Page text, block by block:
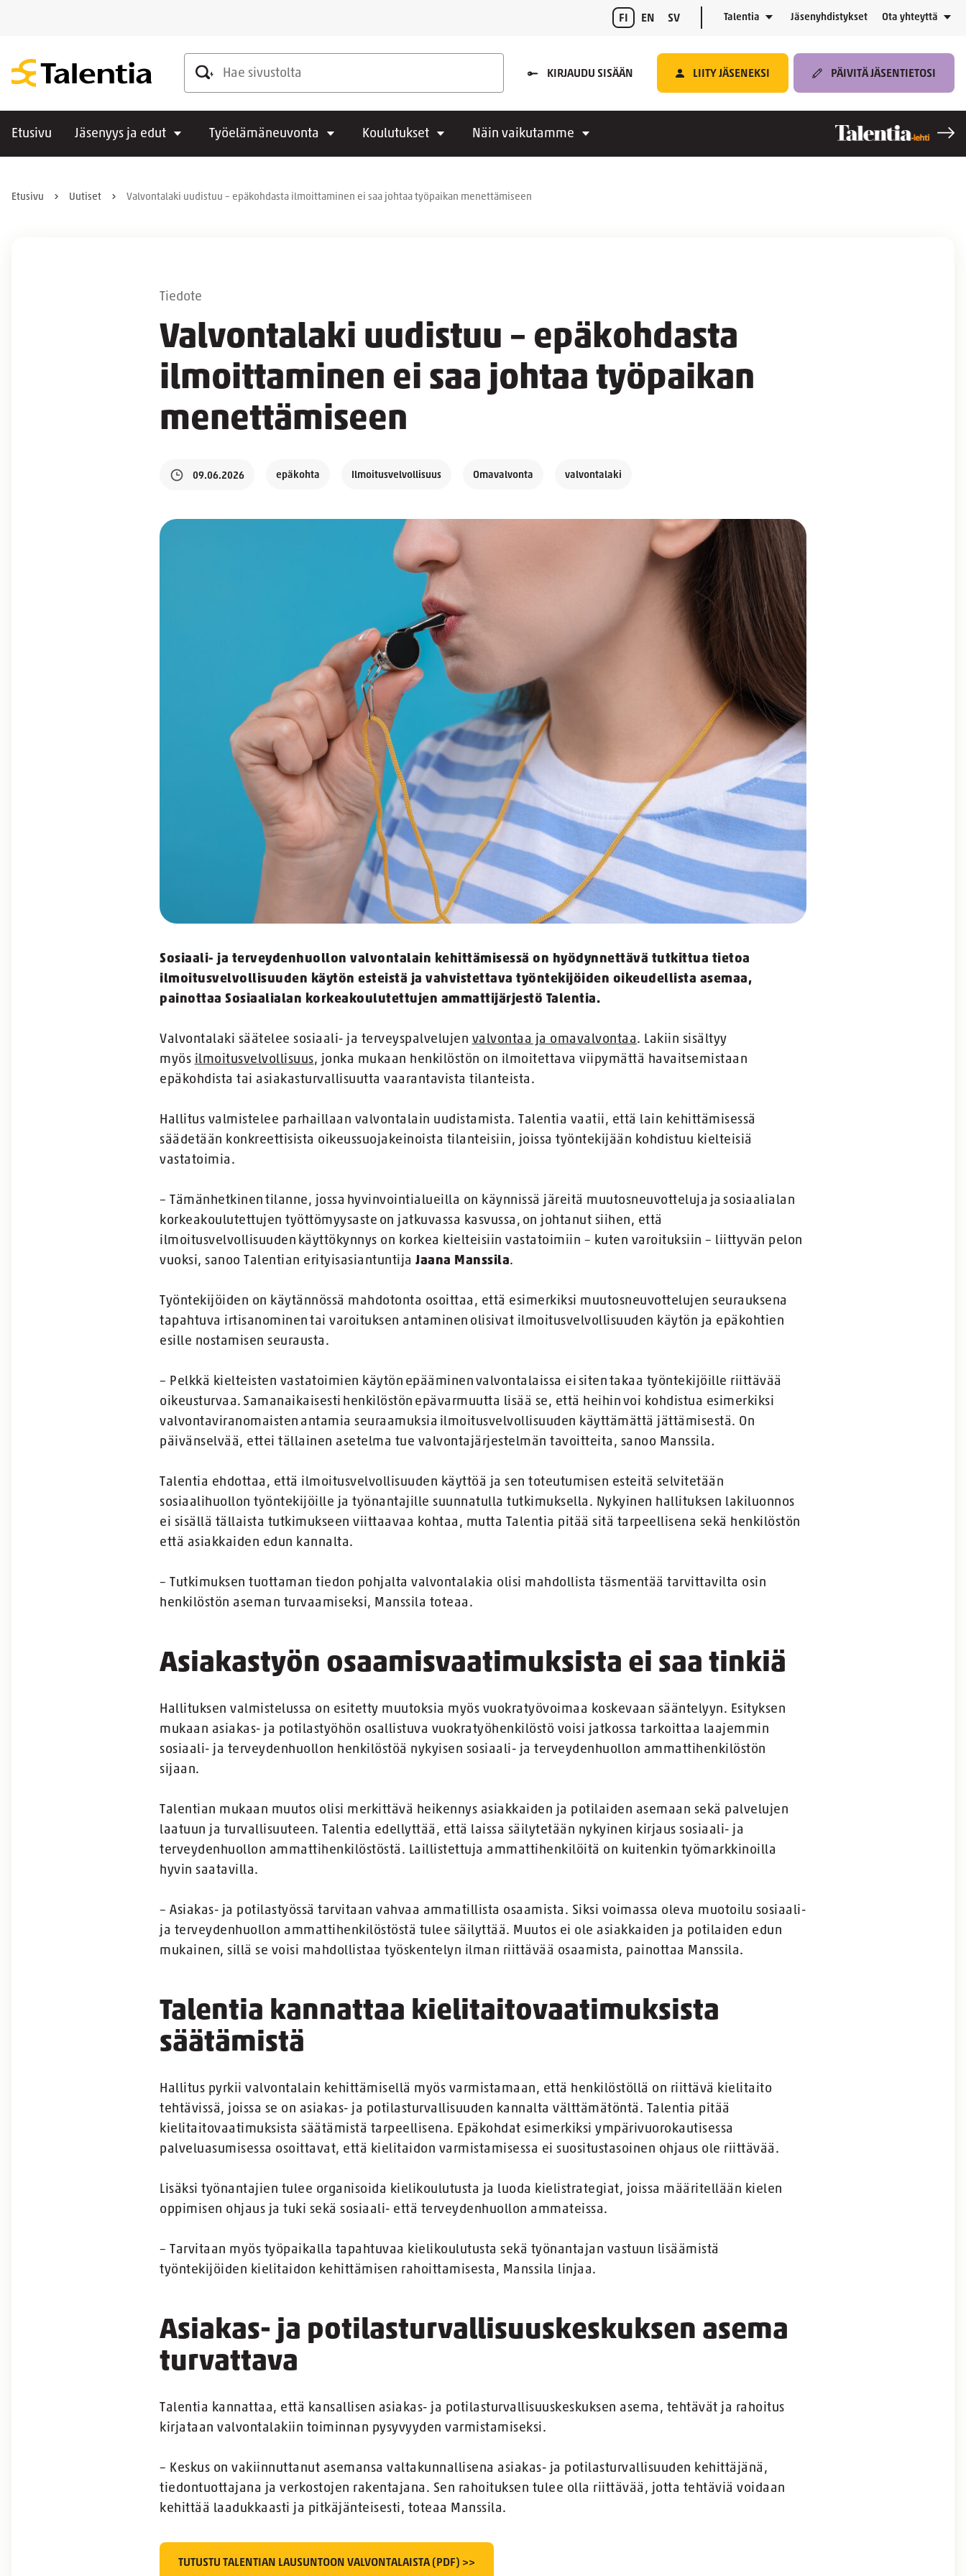
FI EN SV Talentia Jäsenyhdistykset Ota yhteyttä
Hae sivustolta
KIRJAUDU SISÄÄN LIITY JÄSENEKSI PÄIVITÄ JÄSENTIETOSI
Etusivu Jäsenyys ja edut Työelämäneuvonta Koulutukset Näin vaikutamme
Etusivu Uutiset Valvontalaki uudistuu – epäkohdasta ilmoittaminen ei saa johtaa työpaikan menettämiseen
Tiedote
Valvontalaki uudistuu – epäkohdasta
ilmoittaminen ei saa johtaa työpaikan
menettämiseen
09.06.2026 epäkohta Ilmoitusvelvollisuus Omavalvonta valvontalaki
Sosiaali- ja terveydenhuollon valvontalain kehittämisessä on hyödynnettävä tutkittua tietoa
ilmoitusvelvollisuuden käytön esteistä ja vahvistettava työntekijöiden oikeudellista asemaa,
painottaa Sosiaalialan korkeakoulutettujen ammattijärjestö Talentia.
Valvontalaki säätelee sosiaali- ja terveyspalvelujen valvontaa ja omavalvontaa. Lakiin sisältyy
myös ilmoitusvelvollisuus, jonka mukaan henkilöstön on ilmoitettava viipymättä havaitsemistaan
epäkohdista tai asiakasturvallisuutta vaarantavista tilanteista.
Hallitus valmistelee parhaillaan valvontalain uudistamista. Talentia vaatii, että lain kehittämisessä
säädetään konkreettisista oikeussuojakeinoista tilanteisiin, joissa työntekijään kohdistuu kielteisiä
vastatoimia.
– Tämänhetkinen tilanne, jossa hyvinvointialueilla on käynnissä järeitä muutosneuvotteluja ja sosiaalialan
korkeakoulutettujen työttömyysaste on jatkuvassa kasvussa, on johtanut siihen, että
ilmoitusvelvollisuuden käyttökynnys on korkea kielteisiin vastatoimiin – kuten varoituksiin – liittyvän pelon
vuoksi, sanoo Talentian erityisasiantuntija Jaana Manssila.
Työntekijöiden on käytännössä mahdotonta osoittaa, että esimerkiksi muutosneuvottelujen seurauksena
tapahtuva irtisanominen tai varoituksen antaminen olisivat ilmoitusvelvollisuuden käytön ja epäkohtien
esille nostamisen seurausta.
– Pelkkä kielteisten vastatoimien käytön epääminen valvontalaissa ei siten takaa työntekijöille riittävää
oikeusturvaa. Samanaikaisesti henkilöstön epävarmuutta lisää se, että heihin voi kohdistua esimerkiksi
valvontaviranomaisten antamia seuraamuksia ilmoitusvelvollisuuden käyttämättä jättämisestä. On
päivänselvää, ettei tällainen asetelma tue valvontajärjestelmän tavoitteita, sanoo Manssila.
Talentia ehdottaa, että ilmoitusvelvollisuuden käyttöä ja sen toteutumisen esteitä selvitetään
sosiaalihuollon työntekijöille ja työnantajille suunnatulla tutkimuksella. Nykyinen hallituksen lakiluonnos
ei sisällä tällaista tutkimukseen viittaavaa kohtaa, mutta Talentia pitää sitä tarpeellisena sekä henkilöstön
että asiakkaiden edun kannalta.
– Tutkimuksen tuottaman tiedon pohjalta valvontalakia olisi mahdollista täsmentää tarvittavilta osin
henkilöstön aseman turvaamiseksi, Manssila toteaa.
Asiakastyön osaamisvaatimuksista ei saa tinkiä
Hallituksen valmistelussa on esitetty muutoksia myös vuokratyövoimaa koskevaan sääntelyyn. Esityksen
mukaan asiakas- ja potilastyöhön osallistuva vuokratyöhenkilöstö voisi jatkossa tarkoittaa laajemmin
sosiaali- ja terveydenhuollon henkilöstöä nykyisen sosiaali- ja terveydenhuollon ammattihenkilöstön
sijaan.
Talentian mukaan muutos olisi merkittävä heikennys asiakkaiden ja potilaiden asemaan sekä palvelujen
laatuun ja turvallisuuteen. Talentia edellyttää, että laissa säilytetään nykyinen kirjaus sosiaali- ja
terveydenhuollon ammattihenkilöstöstä. Laillistettuja ammattihenkilöitä on kuitenkin työmarkkinoilla
hyvin saatavilla.
– Asiakas- ja potilastyössä tarvitaan vahvaa ammatillista osaamista. Siksi voimassa oleva muotoilu sosiaali-
ja terveydenhuollon ammattihenkilöstöstä tulee säilyttää. Muutos ei ole asiakkaiden ja potilaiden edun
mukainen, sillä se voisi mahdollistaa työskentelyn ilman riittävää osaamista, painottaa Manssila.
Talentia kannattaa kielitaitovaatimuksista
säätämistä
Hallitus pyrkii valvontalain kehittämisellä myös varmistamaan, että henkilöstöllä on riittävä kielitaito
tehtävissä, joissa se on asiakas- ja potilasturvallisuuden kannalta välttämätöntä. Talentia pitää
kielitaitovaatimuksista säätämistä tarpeellisena. Epäkohdat esimerkiksi ympärivuorokautisessa
palveluasumisessa osoittavat, että kielitaidon varmistamisessa ei suositustasoinen ohjaus ole riittävää.
Lisäksi työnantajien tulee organisoida kielikoulutusta ja luoda kielistrategiat, joissa määritellään kielen
oppimisen ohjaus ja tuki sekä sosiaali- että terveydenhuollon ammateissa.
– Tarvitaan myös työpaikalla tapahtuvaa kielikoulutusta sekä työnantajan vastuun lisäämistä
työntekijöiden kielitaidon kehittämisen rahoittamisesta, Manssila linjaa.
Asiakas- ja potilasturvallisuuskeskuksen asema
turvattava
Talentia kannattaa, että kansallisen asiakas- ja potilasturvallisuuskeskuksen asema, tehtävät ja rahoitus
kirjataan valvontalakiin toiminnan pysyvyyden varmistamiseksi.
– Keskus on vakiinnuttanut asemansa valtakunnallisena asiakas- ja potilasturvallisuuden kehittäjänä,
tiedontuottajana ja verkostojen rakentajana. Sen rahoituksen tulee olla riittävää, jotta tehtäviä voidaan
kehittää laadukkaasti ja pitkäjänteisesti, toteaa Manssila.
TUTUSTU TALENTIAN LAUSUNTOON VALVONTALAISTA (PDF) >>